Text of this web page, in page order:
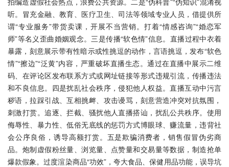
听。冒充金融、教育、医疗卫生、司法等领域专业人员，借提供所
谓“专业服务”带货卖课，开展不当营销。打着“情感咨询”“婚恋军
师”等名义歪曲婚姻观念。三是传播“软色情”信息。直播过程中衣着
暴露，刻意展示带有性暗示或性挑逗的动作，言语挑逗，发布“软色
情”“擦边”“泛黄”内容，严重破坏直播生态。通过在直播中展示二维
码、在评论区发布联系方式或网址链接等形式违规引流，传播违法
和不良信息。四是扰乱社会秩序，侵犯他人权益。直播互动中污言
秽语，拉踩引战、互相挑衅、攻击谩骂，刻意营造冲突对抗氛围，
刺激打赏。追逐、拦截、骚扰他人直播搭讪，扰乱公共秩序。使用
侮辱性、暴力性、低俗无底线的惩罚方式博眼球、赚流量，违背社
会公序良俗，诱导高额打赏。五是欺骗消费者，销售假冒伪劣商
品。炮制虚假粉丝量、浏览量、点赞量和交易量等数据，制造抢单
爆款假象。过度渲染商品“功效”，夸大食品、保健用品功能，误导坑